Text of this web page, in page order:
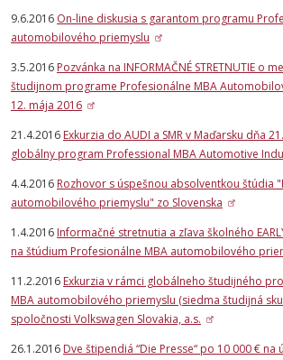
9.6.2016 On-line diskusia s garantom programu
automobilového priemyslu
3.5.2016 Pozvánka na INFORMAČNÉ STRETNUTIE o
študijnom programe Profesionálne MBA
12. mája 2016
21.4.2016 Exkurzia do AUDI a SMR v Maďarsku dňa
globálny program Professional MBA Automotive
4.4.2016 Rozhovor s úspešnou absolventkou štúdia
automobilového priemyslu" zo Slovenska
1.4.2016 Informačné stretnutia a zľava školného
na štúdium Profesionálne MBA automobilového
11.2.2016 Exkurzia v rámci globálneho študijného
MBA automobilového priemyslu (siedma študijná
spoločnosti Volkswagen Slovakia, a.s.
26.1.2016 Dve štipendiá “Die Presse“ po 10 000 €